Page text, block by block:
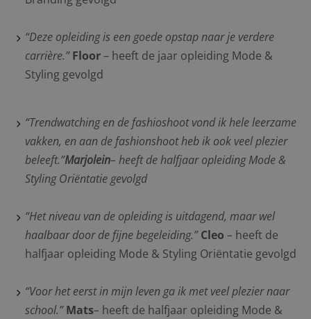
“Deze opleiding is een goede opstap naar je verdere
carrière.” Floor– heeft de jaar opleiding Mode &
Styling gevolgd
“Trendwatching en de fashioshoot vond ik hele leerzame
vakken, en aan de fashionshoot heb ik ook veel plezier
beleeft.”Marjolein– heeft de halfjaar opleiding Mode &
Styling Oriëntatie gevolgd
“Het niveau van de opleiding is uitdagend, maar wel
haalbaar door de fijne begeleiding.” Cleo – heeft de
halfjaar opleiding Mode & Styling Oriëntatie gevolgd
“Voor het eerst in mijn leven ga ik met veel plezier naar
school.”Mats– heeft de halfjaar opleiding Mode &